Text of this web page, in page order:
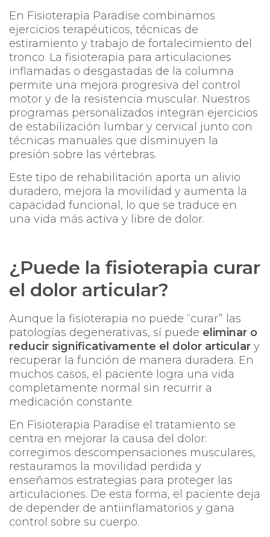
En Fisioterapia Paradise combinamos
ejercicios terapéuticos, técnicas de
estiramiento y trabajo de fortalecimiento del
tronco. La fisioterapia para articulaciones
inflamadas o desgastadas de la columna
permite una mejora progresiva del control
motor y de la resistencia muscular. Nuestros
programas personalizados integran ejercicios
de estabilización lumbar y cervical junto con
técnicas manuales que disminuyen la
presión sobre las vértebras.
Este tipo de rehabilitación aporta un alivio
duradero, mejora la movilidad y aumenta la
capacidad funcional, lo que se traduce en
una vida más activa y libre de dolor.
¿Puede la fisioterapia curar
el dolor articular?
Aunque la fisioterapia no puede “curar” las
patologías degenerativas, sí puede eliminar o
reducir significativamente el dolor articular y
recuperar la función de manera duradera. En
muchos casos, el paciente logra una vida
completamente normal sin recurrir a
medicación constante.
En Fisioterapia Paradise el tratamiento se
centra en mejorar la causa del dolor:
corregimos descompensaciones musculares,
restauramos la movilidad perdida y
enseñamos estrategias para proteger las
articulaciones. De esta forma, el paciente deja
de depender de antiinflamatorios y gana
control sobre su cuerpo.